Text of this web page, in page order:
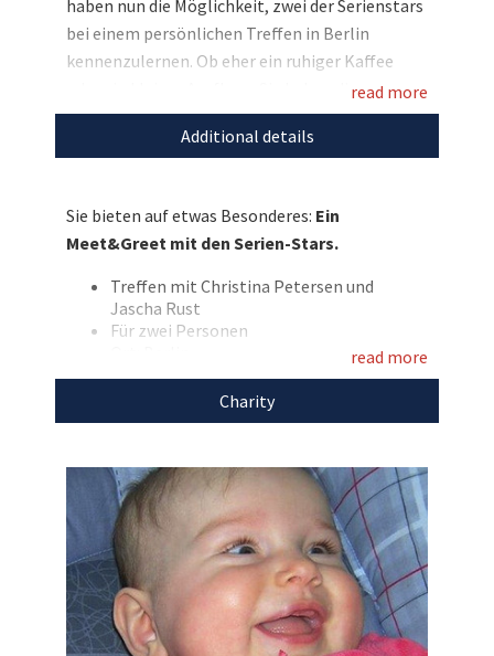
haben nun die Möglichkeit, zwei der Serienstars
bei einem persönlichen Treffen in Berlin
kennenzulernen. Ob eher ein ruhiger Kaffee
oder ein kleiner Ausflug – Sie haben die
Möglichkeit, mit Christina Petersen und Jascha
Rust abzustimmen, was Sie in der
Beratungsstelle Donum Vitae Minden.
weitereeinzigartige
Weihnachtsgeschenke
read more
Additional details
Sie bieten auf etwas Besonderes: Ein
Meet&Greet mit den Serien-Stars.
Treffen mit Christina Petersen und
Jascha Rust
Für zwei Personen
Einlösung in 2026 nach vorheriger
Terminabstimmung
Eigene Anreise, ohne Übernachtung
nach Auktionsende perPayPal oder
Sofortüberweisung , um eine
schnellstmögliche Abwicklung zu
garantieren.
Mit dem Erlös dieser Auktion unterstützen wir
dieBeratungsstelle Donum Vitae Minden.
read more
Charity